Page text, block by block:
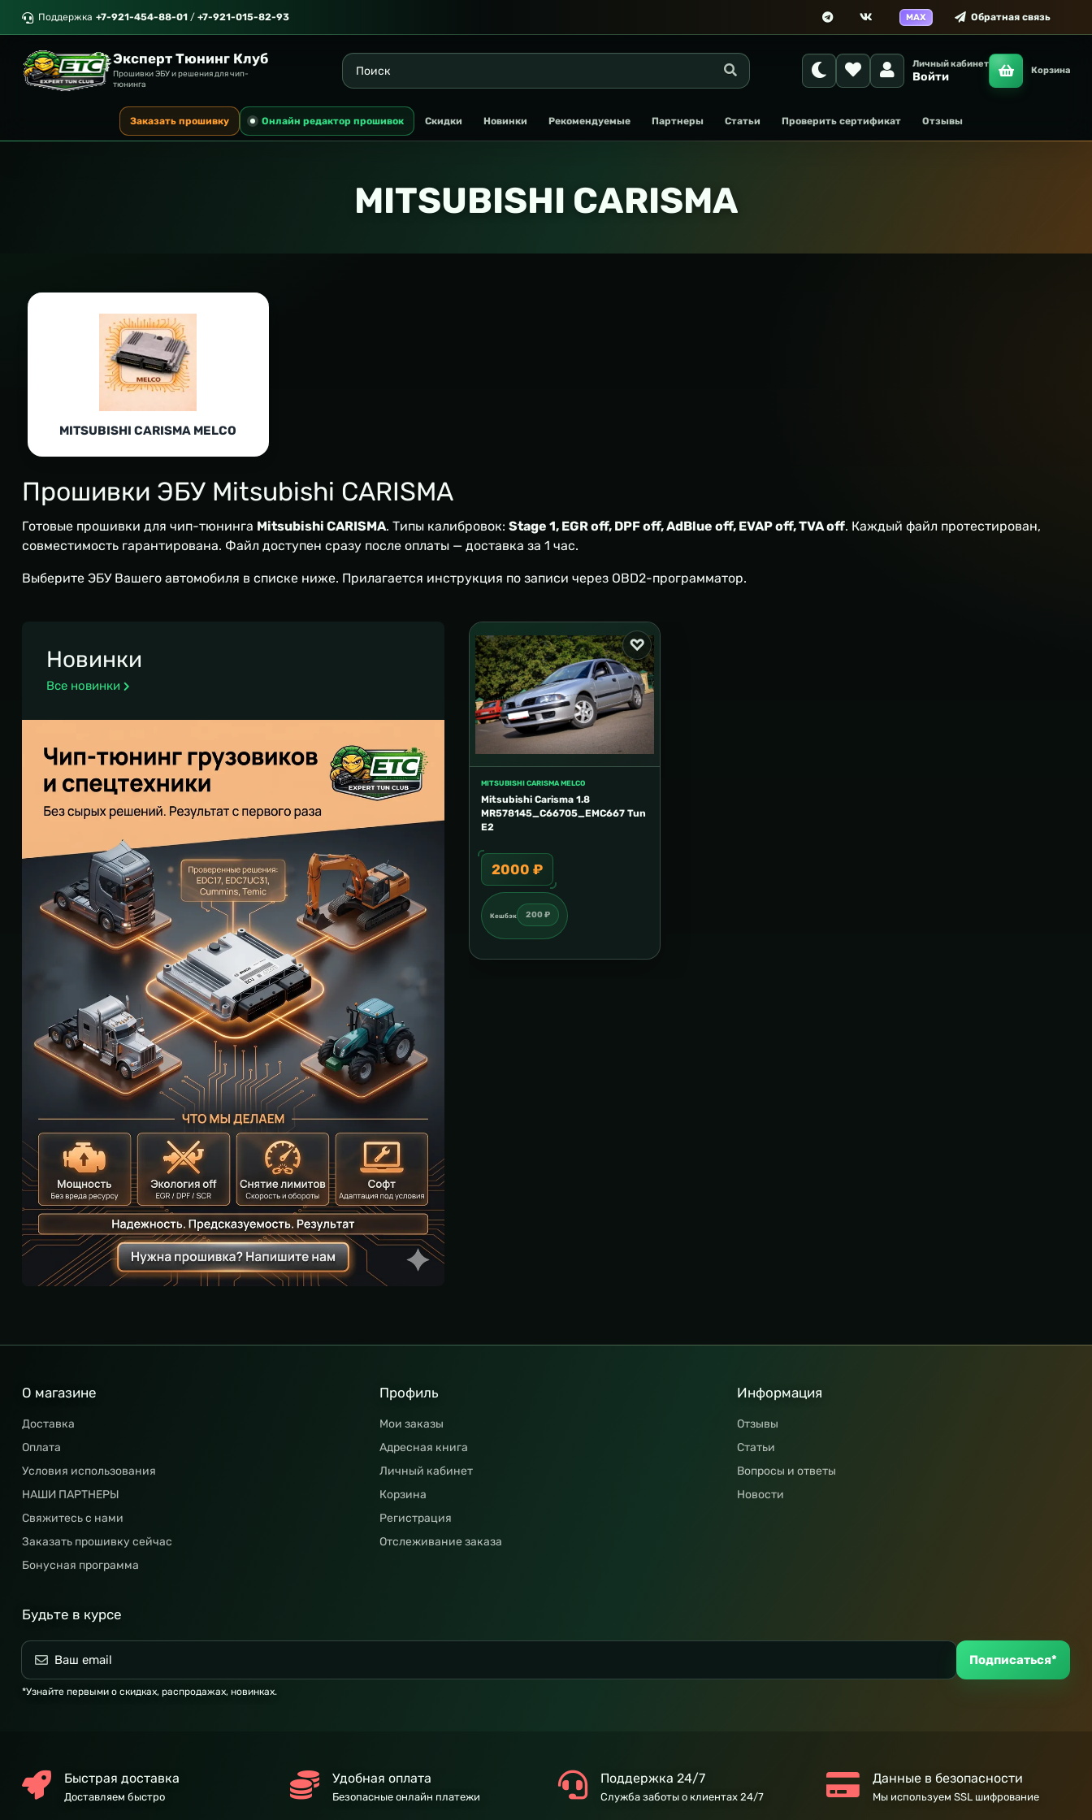
Поддержка +7-921-454-88-01 / +7-921-015-82-93 MAX Обратная связь
Эксперт Тюнинг Клуб
Прошивки ЭБУ и решения для чип-
тюнинга
Личный кабинет
Войти Корзина
Заказать прошивку Онлайн редактор прошивок Скидки Новинки Рекомендуемые Партнеры Статьи Проверить сертификат Отзывы
MITSUBISHI CARISMA
MITSUBISHI CARISMA MELCO
Прошивки ЭБУ Mitsubishi CARISMA
Готовые прошивки для чип-тюнинга Mitsubishi CARISMA. Типы калибровок: Stage 1, EGR off, DPF off, AdBlue off, EVAP off, TVA off. Каждый файл протестирован,
совместимость гарантирована. Файл доступен сразу после оплаты — доставка за 1 час.
Выберите ЭБУ Вашего автомобиля в списке ниже. Прилагается инструкция по записи через OBD2-программатор.
Новинки
Все новинки
MITSUBISHI CARISMA MELCO
Mitsubishi Carisma 1.8
MR578145_C66705_EMC667 Tun
E2
2000 ₽
Кешбэк 200 ₽
О магазине
Доставка
Оплата
Условия использования
НАШИ ПАРТНЕРЫ
Свяжитесь с нами
Заказать прошивку сейчас
Бонусная программа
Профиль
Мои заказы
Адресная книга
Личный кабинет
Корзина
Регистрация
Отслеживание заказа
Информация
Отзывы
Статьи
Вопросы и ответы
Новости
Будьте в курсе
Подписаться*
*Узнайте первыми о скидках, распродажах, новинках.
Быстрая доставка
Доставляем быстро
Удобная оплата
Безопасные онлайн платежи
Поддержка 24/7
Служба заботы о клиентах 24/7
Данные в безопасности
Мы используем SSL шифрование